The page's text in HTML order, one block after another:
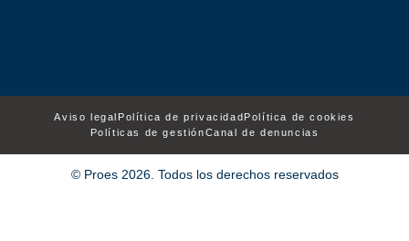
Aviso legal Política de privacidadPolítica de cookies
Políticas de gestiónCanal de denuncias
© Proes 2026. Todos los derechos reservados